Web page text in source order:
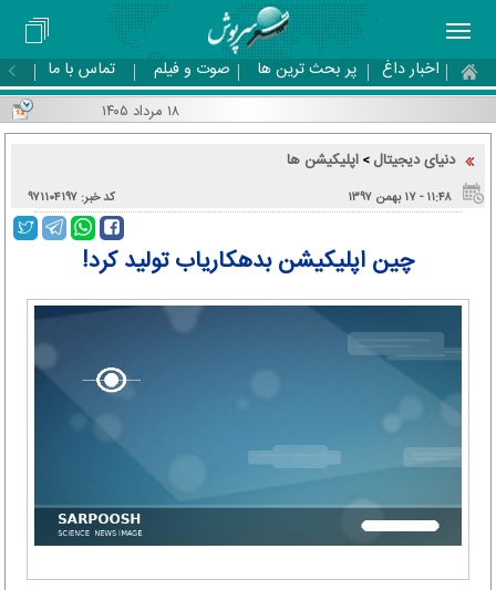
اخبار داغ پر بحث ترین ها صوت و فیلم تماس با ما
۱۸ مرداد ۱۴۰۵
دنیای دیجیتال > اپلیکیشن ها
۱۱:۴۸ - ۱۷ بهمن ۱۳۹۷ کد خبر: ۹۷۱۱۰۴۱۹۷
چین اپلیکیشن بدهکاریاب تولید کرد!